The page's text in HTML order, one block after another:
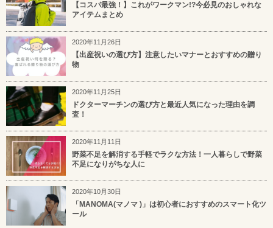
【コスパ最強！】これがワークマン!?今必見のおしゃれな
アイテムまとめ
2020年11月26日
【出産祝いの選び方】注意したいマナーとおすすめの贈り
物
2020年11月25日
ドクターマーチンの選び方と最近人気になった理由を調
査！
2020年11月11日
野菜不足を解消する手軽でラクな方法！一人暮らしで野菜
不足になりがちな人に
2020年10月30日
「MANOMA(マノマ )」は初心者におすすめのスマート化ツ
ール